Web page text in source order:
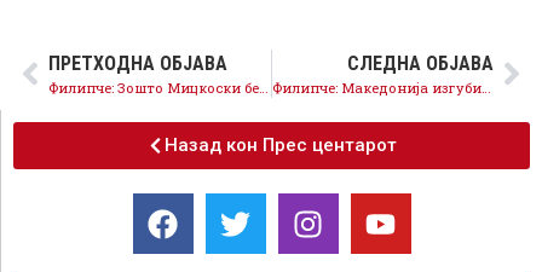
ПРЕТХОДНА ОБЈАВА
Филипче: Зошто Мицкоски бега од уставните измени, за какви туѓи интереси одработува?
СЛЕДНА ОБЈАВА
Филипче: Македонија изгуби најмалку 200 милиони евра европски пари
Назад кон Прес центарот